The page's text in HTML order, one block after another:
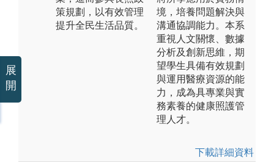
策規劃，以有效管理
提升全民生活品質。
境，培養問題解決與
溝通協調能力。本系
重視人文關懷、數據
分析及創新思維，期
望學生具備有效規劃
與運用醫療資源的能
力，成為具專業與實
務素養的健康照護管
理人才。
下載詳細資料
展
開